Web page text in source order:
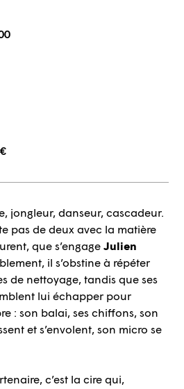
jongleur, danseur, cascadeur.
pas de deux avec la matière
que s’engageJulien
il s’obstine à répéter
de nettoyage, tandis que ses
lui échapper pour
: son balai, ses chiffons, son
et s’envolent, son micro se
c’est la cire qui,